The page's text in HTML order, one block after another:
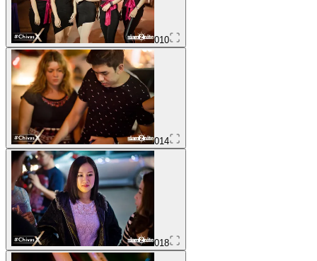
010
014
018